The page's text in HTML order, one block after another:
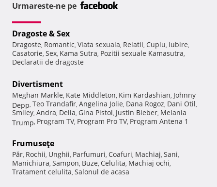
Urmareste-ne pe
Dragoste & Sex
Dragoste, Romantic, Viata sexuala, Relatii, Cuplu, Iubire,
Casatorie, Sex, Kama Sutra, Pozitii sexuale Kamasutra,
Declaratii de dragoste
Divertisment
Meghan Markle, Kate Middleton, Kim Kardashian, Johnny
Depp, Teo Trandafir, Angelina Jolie, Dana Rogoz, Dani Otil,
Smiley, Andra, Delia, Gina Pistol, Justin Bieber, Melania
Trump, Program TV, Program Pro TV, Program Antena 1
Frumuseţe
Păr, Rochii, Unghii, Parfumuri, Coafuri, Machiaj, Sani,
Manichiura, Sampon, Buze, Celulita, Machiaj ochi,
Tratament celulita, Salonul de acasa